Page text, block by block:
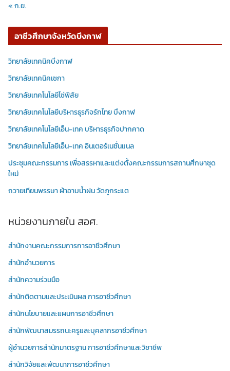
« ก.ย.
อาชีวศึกษาจังหวัดบึงกาฬ
วิทยาลัยเทคนิคบึงกาฬ
วิทยาลัยเทคนิคเซกา
วิทยาลัยเทคโนโลยีโซ่พิสัย
วิทยาลัยเทคโนโลยีบริหารธุรกิจรักไทย บึงกาฬ
วิทยาลัยเทคโนโลยีเอ็น-เทค บริหารธุรกิจปากคาด
วิทยาลัยเทคโนโลยีเอ็น-เทค อินเตอร์เนชั่นแนล
ประชุมคณะกรรมการ เพื่อสรรหาและแต่งตั้งคณะกรรมการสถานศึกษาชุด
ใหม่
ถวายเทียนพรรษา ผ้าอาบน้ำฝน วัดภูกระแต
หน่วยงานภายใน สอศ.
สำนักงานคณะกรรมการการอาชีวศึกษา
สำนักอำนวยการ
สำนักความร่วมมือ
สำนักติดตามและประเมินผล การอาชีวศึกษา
สำนักนโยบายและแผนการอาชีวศึกษา
สำนักพัฒนาสมรรถนะครูและบุคลากรอาชีวศึกษา
ผู้อำนวยการสำนักมาตรฐาน การอาชีวศึกษาและวิชาชีพ
สำนักวิจัยและพัฒนาการอาชีวศึกษา